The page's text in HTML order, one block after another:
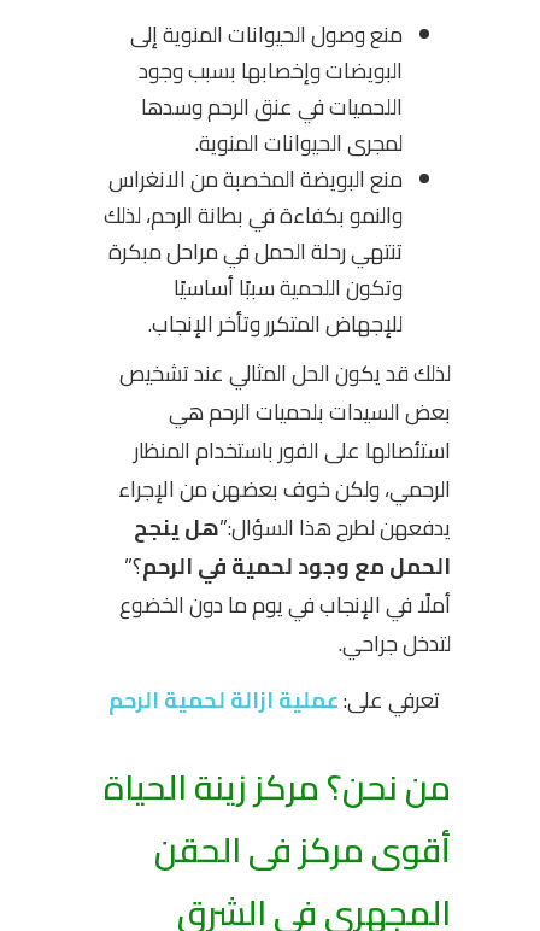
منع وصول الحيوانات المنوية إلى
البويضات وإخصابها بسبب وجود
اللحميات في عنق الرحم وسدها
لمجرى الحيوانات المنوية.
منع البويضة المخصبة من الانغراس
والنمو بكفاءة في بطانة الرحم، لذلك
تنتهي رحلة الحمل في مراحل مبكرة
وتكون اللحمية سببًا أساسيًا
للإجهاض المتكرر وتأخر الإنجاب.
لذلك قد يكون الحل المثالي عند تشخيص
بعض السيدات بلحميات الرحم هي
استئصالها على الفور باستخدام المنظار
الرحمي، ولكن خوف بعضهن من الإجراء
يدفعهن لطرح هذا السؤال:”هل ينجح
الحمل مع وجود لحمية في الرحم؟”
أملًا في الإنجاب في يوم ما دون الخضوع
لتدخل جراحي.
تعرفي على:عملية ازالة لحمية الرحم
من نحن؟ مركز زينة الحياة
أقوى مركز فى الحقن
المجهرى فى الشرق